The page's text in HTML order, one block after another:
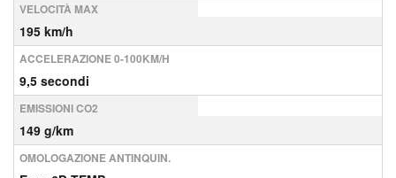
VELOCITÀ MAX
195 km/h
ACCELERAZIONE 0-100KM/H
9,5 secondi
EMISSIONI CO2
149 g/km
OMOLOGAZIONE ANTINQUIN.